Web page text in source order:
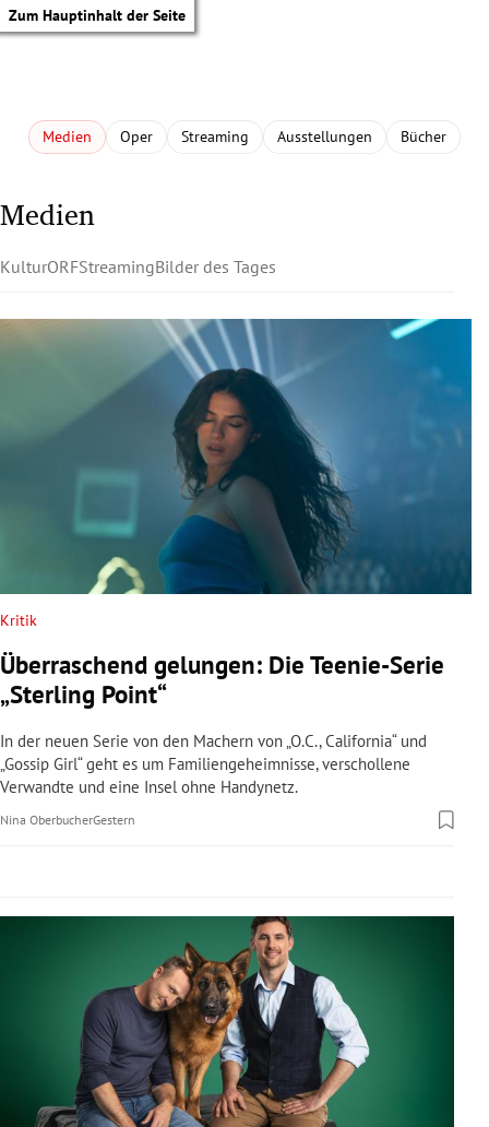
Zum Hauptinhalt der Seite
Untermenü
Untermenü
Untermenü
Untermenü
Medien Oper Streaming Ausstellungen Bücher
Medien
KulturORFStreamingBilder des Tages
Kritik
Überraschend gelungen: Die Teenie-Serie
„Sterling Point“
In der neuen Serie von den Machern von „O.C., California“ und
„Gossip Girl“ geht es um Familiengeheimnisse, verschollene
Verwandte und eine Insel ohne Handynetz.
Nina OberbucherGestern